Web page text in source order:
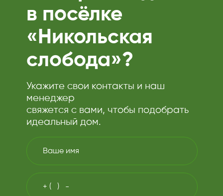
в посёлке
«Никольская
слобода»?
Укажите свои контакты и наш
менеджер
свяжется с вами, чтобы подобрать
идеальный дом.